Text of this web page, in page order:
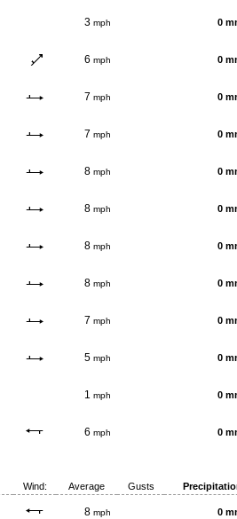
3 mph 0
6 mph 0
7 mph 0
7 mph 0
8 mph 0
8 mph 0
8 mph 0
8 mph 0
7 mph 0
5 mph 0
1 mph 0
6 mph 0
Wind: Average Gusts
8 mph 0